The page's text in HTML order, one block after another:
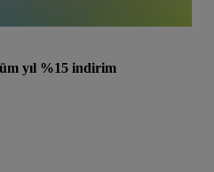
yıl %15 indirim